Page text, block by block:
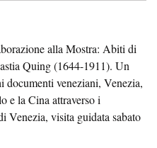
alla Mostra: Abiti di
Quing (1644-1911). Un
documenti veneziani, Venezia,
e la Cina attraverso i
visita guidata sabato